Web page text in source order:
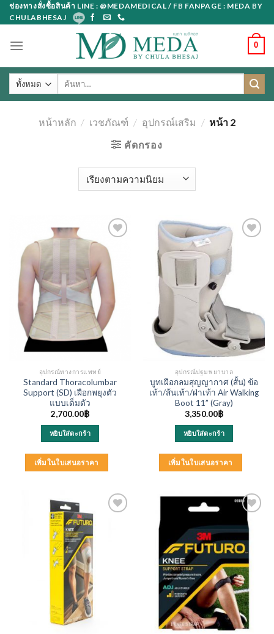
Skip
to
ช่องทางสั่งซื้อสินค้า LINE : @MEDAMEDICAL / FB FANPAGE : MEDA BY
CHULABHESAJ
0
ค้นหา:
หน้าหลัก / เวชภัณฑ์ / อุปกรณ์เสริม / หน้า 2
คัดกรอง
อุปกรณ์ทางการแพทย์
Standard Thoracolumbar
Support (SD) เฝือกพยุงตัว
แบบเต็มตัว
2,700.00฿
หยิบใส่ตะกร้า
เพิ่มในใบเสนอราคา
อุปกรณ์ปฐมพยาบาล
บูทเฝือกลมสุญญากาศ (สั้น) ข้อ
เท้า/ส้นเท้า/ฝ่าเท้า Air Walking
Boot 11” (Gray)
3,350.00฿
หยิบใส่ตะกร้า
เพิ่มในใบเสนอราคา